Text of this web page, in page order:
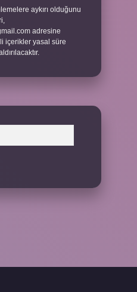
aykırı olduğunu
adresine
içerikler yasal süre